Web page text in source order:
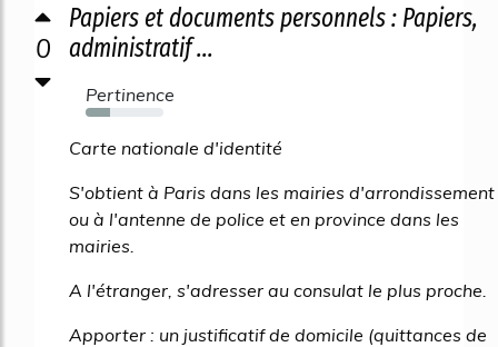
0
Papiers et documents personnels : Papiers,
administratif ...
Pertinence
32%
Carte nationale d'identité
S'obtient à Paris dans les mairies d'arrondissement
ou à l'antenne de police et en province dans les
mairies.
A l'étranger, s'adresser au consulat le plus proche.
Apporter : un justificatif de domicile (quittances de